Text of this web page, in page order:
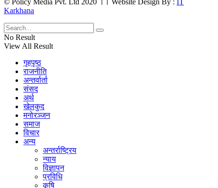
© Policy Media Pvt. Ltd 2020 ।। Website Design By : IT
Karkhana
No Result
View All Result
गृहपृष्ठ
राजनीति
अन्तर्वार्ता
संसद
अर्थ
खेलकुद
मनाेरञ्जन
समाज
विचार
अन्य
अन्तर्राष्ट्रिय
न्याय
विज्ञापन
प्रविधि
कृषि